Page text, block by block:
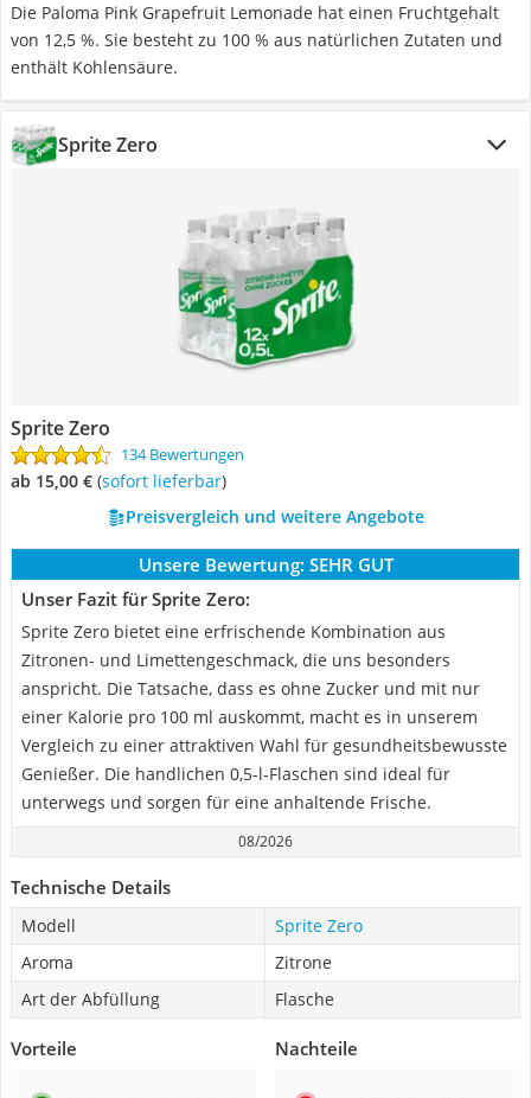
Die Paloma Pink Grapefruit Lemonade hat einen Fruchtgehalt
von 12,5 %. Sie besteht zu 100 % aus natürlichen Zutaten und
enthält Kohlensäure.
Sprite Zero
Sprite Zero
134 Bewertungen
ab 15,00 € ( Sofort lieferbar)
Preisvergleich und weitere Angebote
Unsere Bewertung: SEHR GUT
Unser Fazit für Sprite Zero:
Sprite Zero bietet eine erfrischende Kombination aus
Zitronen- und Limettengeschmack, die uns besonders
anspricht. Die Tatsache, dass es ohne Zucker und mit nur
einer Kalorie pro 100 ml auskommt, macht es in unserem
Vergleich zu einer attraktiven Wahl für gesundheitsbewusste
Genießer. Die handlichen 0,5-l-Flaschen sind ideal für
unterwegs und sorgen für eine anhaltende Frische.
08/2026
Technische Details
Modell
Sprite Zero
Aroma
Zitrone
Art der Abfüllung
Flasche
Vorteile Nachteile